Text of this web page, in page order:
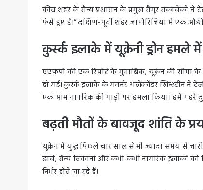
कीव शहर के सैन्य प्रशासन के प्रमुख तैमूर तकाचेंको ने
फंसे हुए हैं।” दक्षिण-पूर्वी शहर जापोरिजिया में एक
कुर्स्क इलाके में यूक्रेनी ड्रोन हमले
एएफपी की एक रिपोर्ट के मुताबिक, यूक्रेन की सीमा
हो गई। कुर्स्क इलाके के गवर्नर अलेक्जेंडर खिन्श्टीन ने
एक आम नागरिक की गाड़ी पर हमला किया। हमें गहरे
बढ़ती मौतों के बावजूद शांति के
यूक्रेन में युद्ध पिछले चार साल से भी ज्यादा समय से
ढांचे, सैन्य ठिकानों और कभी-कभी नागरिक इलाकों को
निर्भर होते जा रहे हैं।